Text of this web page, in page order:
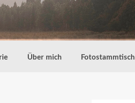
Über mich Fotostammtisch